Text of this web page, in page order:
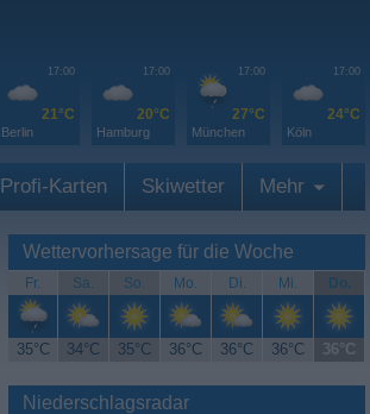
17:00
21°C
Berlin
17:00
20°C
Hamburg
17:00
27°C
München
17:00
24°C
Köln
Profi-Karten Skiwetter Mehr
Wettervorhersage für die Woche
Fr. Sa. So. Mo. Di. Mi. Do.
35°C 34°C 35°C 36°C 36°C 36°C 36°C
Niederschlagsradar